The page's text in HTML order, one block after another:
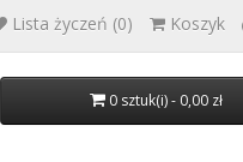
Lista życzeń (0) Koszyk
0 sztuk(i) - 0,00 zł